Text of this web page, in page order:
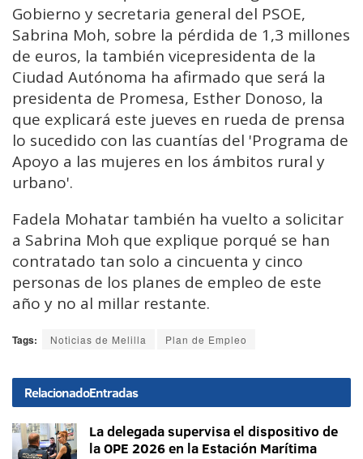
Gobierno y secretaria general del PSOE,
Sabrina Moh, sobre la pérdida de 1,3 millones
de euros, la también vicepresidenta de la
Ciudad Autónoma ha afirmado que será la
presidenta de Promesa, Esther Donoso, la
que explicará este jueves en rueda de prensa
lo sucedido con las cuantías del 'Programa de
Apoyo a las mujeres en los ámbitos rural y
urbano'.
Fadela Mohatar también ha vuelto a solicitar
a Sabrina Moh que explique porqué se han
contratado tan solo a cincuenta y cinco
personas de los planes de empleo de este
año y no al millar restante.
Tags: Noticias de Melilla Plan de Empleo
RelacionadoEntradas
La delegada supervisa el dispositivo de
la OPE 2026 en la Estación Marítima